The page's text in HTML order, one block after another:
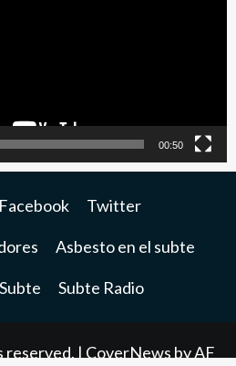
00:50
Facebook Twitter
Asbesto en el subte
Subte Radio
reserved. | CoverNews by AF